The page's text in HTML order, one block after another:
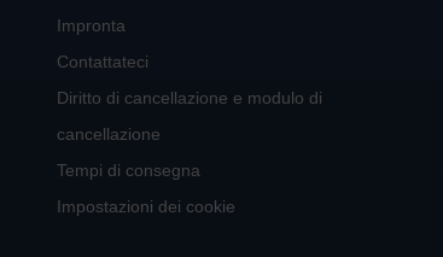
Impronta
Contattateci
Diritto di cancellazione e modulo di
cancellazione
Tempi di consegna
Impostazioni dei cookie